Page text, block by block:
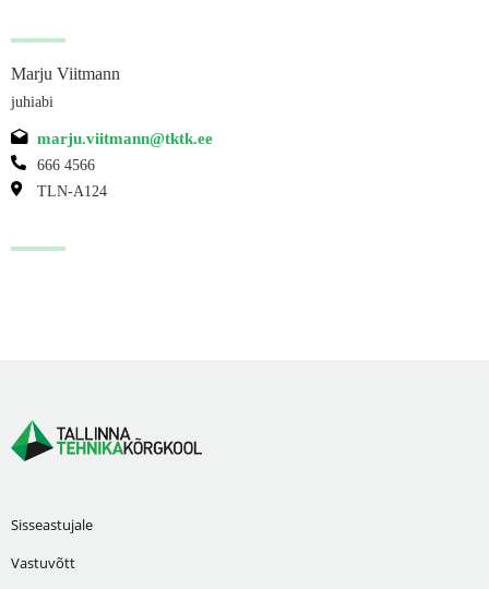
Marju Viitmann
juhiabi
marju.viitmann@tktk.ee
666 4566
TLN-A124
Sisseastujale
Vastuvõtt